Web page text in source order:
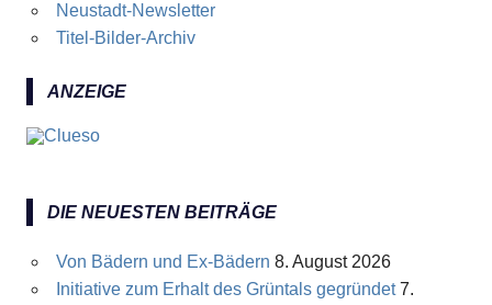
Neustadt-Newsletter
Titel-Bilder-Archiv
ANZEIGE
DIE NEUESTEN BEITRÄGE
Von Bädern und Ex-Bädern 8. August 2026
Initiative zum Erhalt des Grüntals gegründet 7.